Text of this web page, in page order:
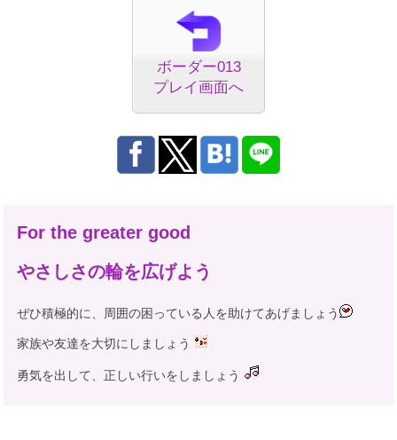
ボーダー013
プレイ画面へ
For the greater good
やさしさの輪を広げよう
ぜひ積極的に、周囲の困っている人を助けてあげましょう
家族や友達を大切にしましょう
勇気を出して、正しい行いをしましょう